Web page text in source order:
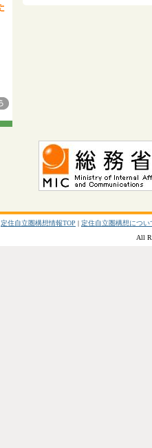
定住自立圏構想情報TOP | 定住自立圏構想につい
All